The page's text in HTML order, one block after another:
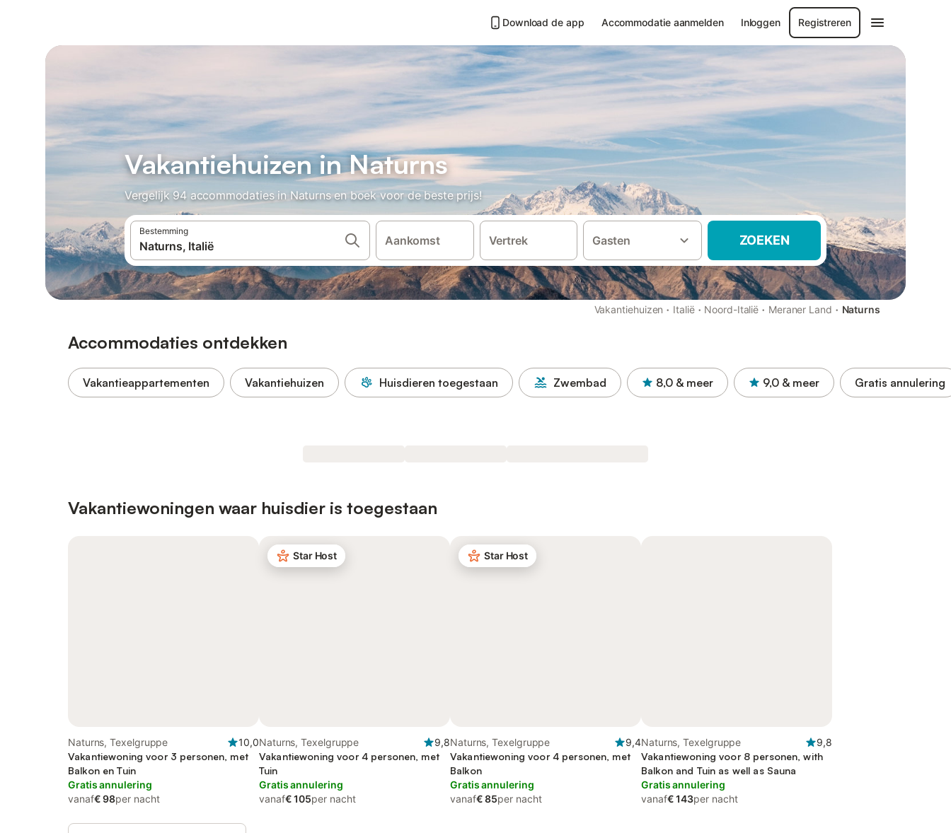
Download de app Accommodatie aanmelden Inloggen Registreren
Vakantiehuizen in Naturns
Vergelijk 94 accommodaties in Naturns en boek voor de beste prijs!
Bestemming
Aankomst Vertrek Gasten ZOEKEN
Vakantiehuizen · Italië · Noord-Italië · Meraner Land · Naturns
Accommodaties ontdekken
Vakantieappartementen Vakantiehuizen Huisdieren toegestaan Zwembad 8,0 & meer 9,0 & meer Gratis annulering
Vakantiewoningen waar huisdier is toegestaan
Naturns, Texelgruppe
10,0
Vakantiewoning voor 3 personen, met
Balkon en Tuin
Gratis annulering
vanaf€ 98per nacht
Star Host
Naturns, Texelgruppe
9,8
Vakantiewoning voor 4 personen, met
Tuin
Gratis annulering
vanaf€ 105per nacht
Star Host
Naturns, Texelgruppe
9,4
Vakantiewoning voor 4 personen, met
Balkon
Gratis annulering
vanaf€ 85per nacht
Naturns, Texelgruppe
9,8
Vakantiewoning voor 8 personen, with
Balkon and Tuin as well as Sauna
Gratis annulering
vanaf€ 143per nacht